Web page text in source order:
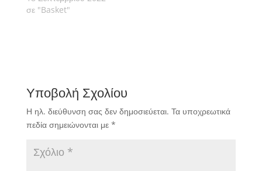
σε "Basket"
Υποβολή Σχολίου
Η ηλ. διεύθυνση σας δεν δημοσιεύεται. Τα υποχρεωτικά
πεδία σημειώνονται με *